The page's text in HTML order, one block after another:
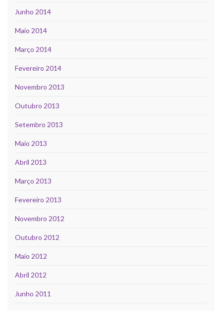
Junho 2014
Maio 2014
Março 2014
Fevereiro 2014
Novembro 2013
Outubro 2013
Setembro 2013
Maio 2013
Abril 2013
Março 2013
Fevereiro 2013
Novembro 2012
Outubro 2012
Maio 2012
Abril 2012
Junho 2011